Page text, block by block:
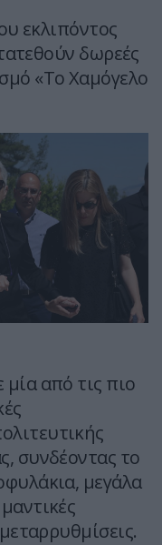
εκλιπόντος
δωρεές
«Το Χαμόγελο
από τις πιο
συνδέοντας το
μεγάλα